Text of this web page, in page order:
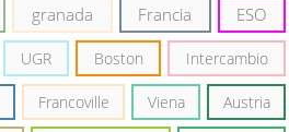
granada Francia ESO
UGR Boston Intercambio
Francoville Viena Austria